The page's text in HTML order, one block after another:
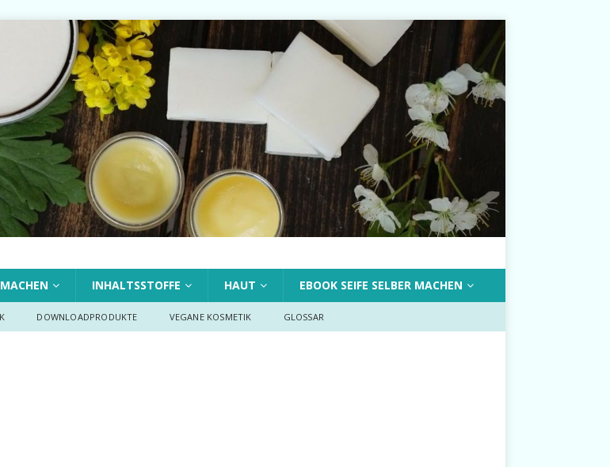
INHALTSSTOFFE HAUT EBOOK SEIFE SELBER MACHEN
DOWNLOADPRODUKTE VEGANE KOSMETIK GLOSSAR